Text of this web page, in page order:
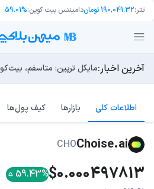
تتر:190,041.32 تومان دامیننس بیت کوین:59.01%
آخرین اخبار:مایکل ترپین: متاسفم، بیت‌کوین به سمت ۴۳,۵۰۰
توسعه‌دهندگان بیت‌کوین ۸۵ باگ بحرانی را در یک وضعیت «فوق‌العاده بد» شناسایی کردند
اوج‌گیری طلا با تقاضای چین؛ چرا قیمت
بدترین نمودار برای
انتقال ۶۶ میلیون دلاری بیت کوین توسط مایکرواستراتژی؛ آیا فشار فروش جدیدی در راه است؟
اطلاعات کلی بازارها کیف پول‌ها
Choise.ai
CHO
$0.000497813
59.43%